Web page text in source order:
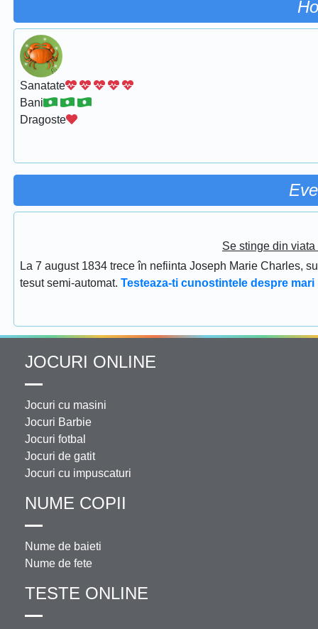
Sanatate
Bani
Dragoste
Se stinge din
La 7 august 1834 trece în nefiinta Joseph Marie Charles,
tesut semi-automat. Testeaza-ti cunostintele despre
JOCURI ONLINE
Jocuri cu masini
Jocuri Barbie
Jocuri fotbal
Jocuri de gatit
Jocuri cu impuscaturi
NUME COPII
Nume de baieti
Nume de fete
TESTE ONLINE